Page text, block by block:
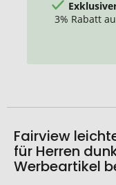
3% Rabatt
Fairview
für Herren
Werbeartikel